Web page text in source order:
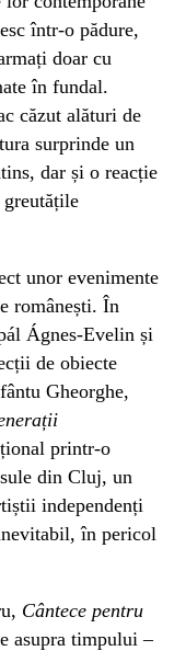
într-o pădure,
doar cu
în fundal.
căzut alături de
surprinde un
dar și o reacție
unor evenimente
românești. În
Ágnes-Evelin și
de obiecte
Gheorghe,
printr-o
din Cluj, un
independenți
în pericol
Cântece pentru
asupra timpului –